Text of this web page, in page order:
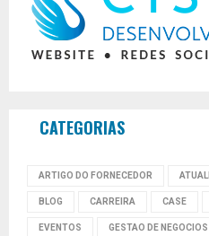
CATEGORIAS
ARTIGO DO FORNECEDOR
BLOG CARREIRA CASE
EVENTOS GESTAO DE NEGOCIOS